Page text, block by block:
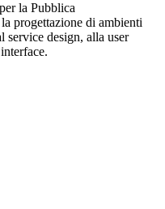
la Pubblica
progettazione di ambienti
design, alla user